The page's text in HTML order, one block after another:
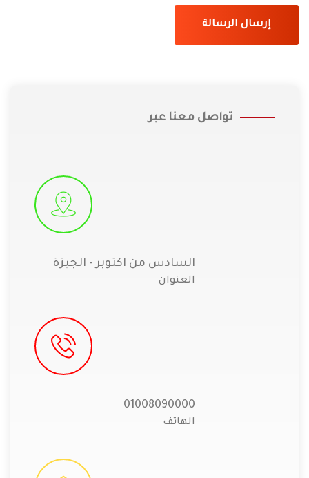
إرسال الرسالة
تواصل معنا عبر
السادس من اكتوبر - الجيزة
العنوان
01008090000
الهاتف